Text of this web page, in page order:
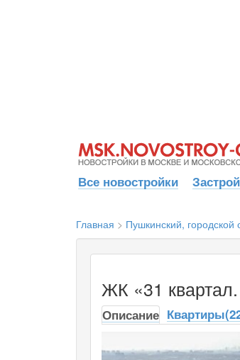
Все новостройки
Главная > Пушкинский,
ЖК «31
Описание